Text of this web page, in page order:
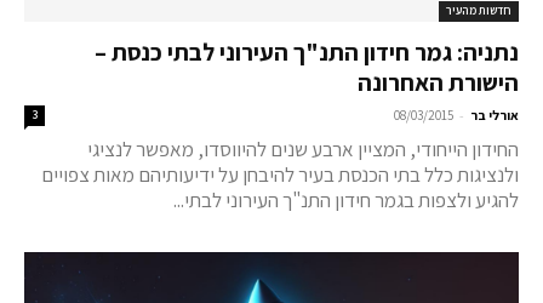
חדשות מהעיר
נתניה: גמר חידון התנ"ך העירוני לבתי כנסת –
הישורת האחרונה
אורלי בר -
08/03/2015
3
החידון הייחודי, המציין ארבע שנים להיווסדו, מאפשר לנציגי
ולנציגות כלל בתי הכנסת בעיר להיבחן על ידיעותיהם מאות צפויים
להגיע ולצפות בגמר חידון התנ"ך העירוני לבתי...